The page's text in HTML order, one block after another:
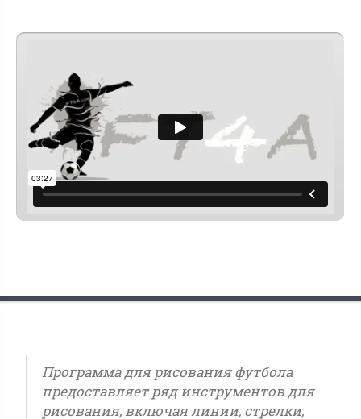
Программа для рисования футбола
предоставляет ряд инструментов для
рисования, включая линии, стрелки,